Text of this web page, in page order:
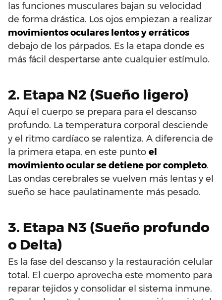
las funciones musculares bajan su velocidad
de forma drástica. Los ojos empiezan a realizar
movimientos oculares lentos y erráticos
debajo de los párpados. Es la etapa donde es
más fácil despertarse ante cualquier estímulo.
2. Etapa N2 (Sueño ligero)
Aquí el cuerpo se prepara para el descanso
profundo. La temperatura corporal desciende
y el ritmo cardíaco se ralentiza. A diferencia de
la primera etapa, en este punto el
movimiento ocular se detiene por completo.
Las ondas cerebrales se vuelven más lentas y el
sueño se hace paulatinamente más pesado.
3. Etapa N3 (Sueño profundo
o Delta)
Es la fase del descanso y la restauración celular
total. El cuerpo aprovecha este momento para
reparar tejidos y consolidar el sistema inmune.